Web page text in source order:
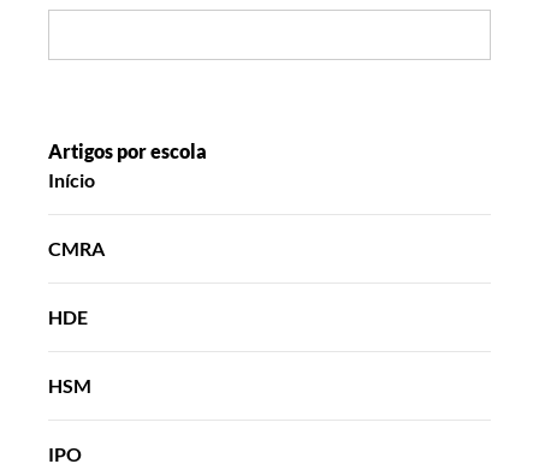
Artigos por escola
Início
CMRA
HDE
HSM
IPO